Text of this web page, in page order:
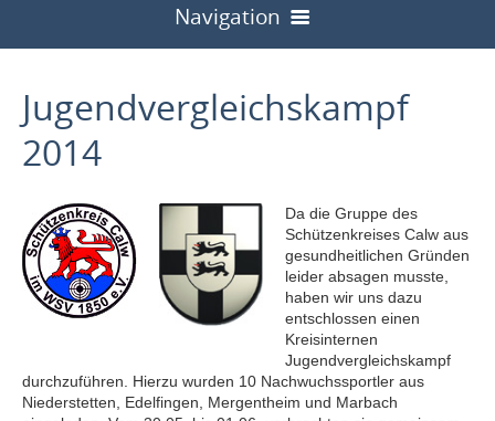
Navigation
Bilder
Vorstand
Untergliederungen
Kreisschützentag
2014
2024
Kreisschützenfest
2014
Sport
Meisterschaften
Archiv
2014
2025
Kreisinterne
2013
2024
Liga / Rundenwettkämpfe
Archiv
Hohenlohe Cup
Jugend
Start
Landesjugendtag 2024
Flyer
Schulung
Allgemein
Formulare
Links
Jugendvergleichskampf
2014
Da die Gruppe des
Schützenkreises Calw aus
gesundheitlichen Gründen
leider absagen musste,
haben wir uns dazu
entschlossen einen
Kreisinternen
Jugendvergleichskampf
durchzuführen. Hierzu wurden 10 Nachwuchssportler aus
Niederstetten, Edelfingen, Mergentheim und Marbach